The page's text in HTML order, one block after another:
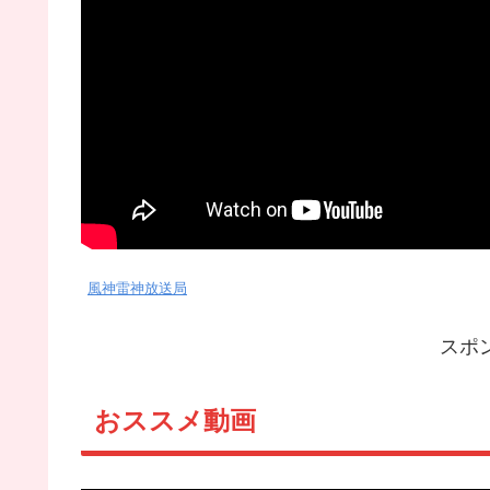
風神雷神放送局
スポ
おススメ動画